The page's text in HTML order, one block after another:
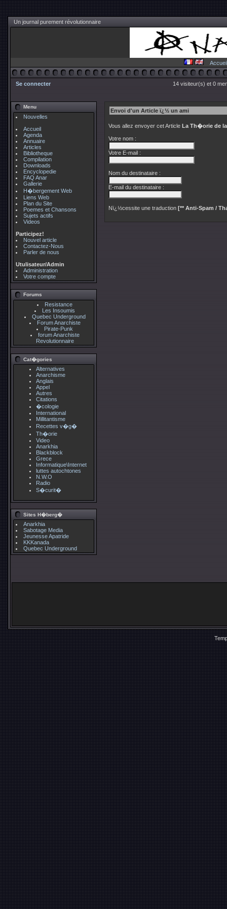
Un journal purement révolutionnaire
Accueil
Se connecter 14 visiteur(s) et 0
Menu
Nouvelles
Accueil
Agenda
Annuaire
Articles
Bibliotheque
Compilation
Downloads
Encyclopedie
FAQ Anar
Gallerie
H�bergement Web
Liens Web
Plan du Site
Poemes et Chansons
Sujets actifs
Videos
Participez!
Nouvel article
Contactez-Nous
Parler de nous
Utulisateur/Admin
Administration
Votre compte
Forums
Resistance
Les Insoumis
Quebec Underground
Forum Anarchiste
Pirate-Punk
forum Anarchiste
Revolutionnaire
Cat�gories
Alternatives
Anarchisme
Anglais
Appel
Autres
Citations
�cologie
International
Millitantisme
Recettes v�g�
Th�orie
Video
Anarkhia
Blackblock
Grece
Informatique\Internet
luttes autochtones
N.W.O
Radio
S�curit�
Sites H�berg�
Anarkhia
Sabotage Media
Jeunesse Apatride
KKKanada
Quebec Underground
Envoi d'un Article ï¿½ un ami
Vous allez envoyer cet Article La Th�orie de
Votre nom :
Votre E-mail :
Nom du destinataire :
E-mail du destinataire :
Nï¿½cessite une traduction [** Anti-Spam /